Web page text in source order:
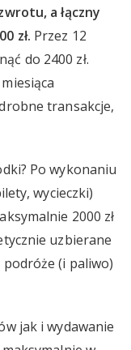
a łączny
zł. Przez 12
do 2400 zł.
transakcje,
Po wykonaniu
wycieczki)
2000 zł
uzbierane
podróże (i paliwo)
jak i wydawanie